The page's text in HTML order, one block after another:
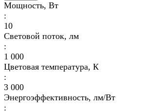
Мощность, Вт
:
10
Световой поток, лм
:
1 000
Цветовая температура, К
:
3 000
Энергоэффективность, лм/Вт
: